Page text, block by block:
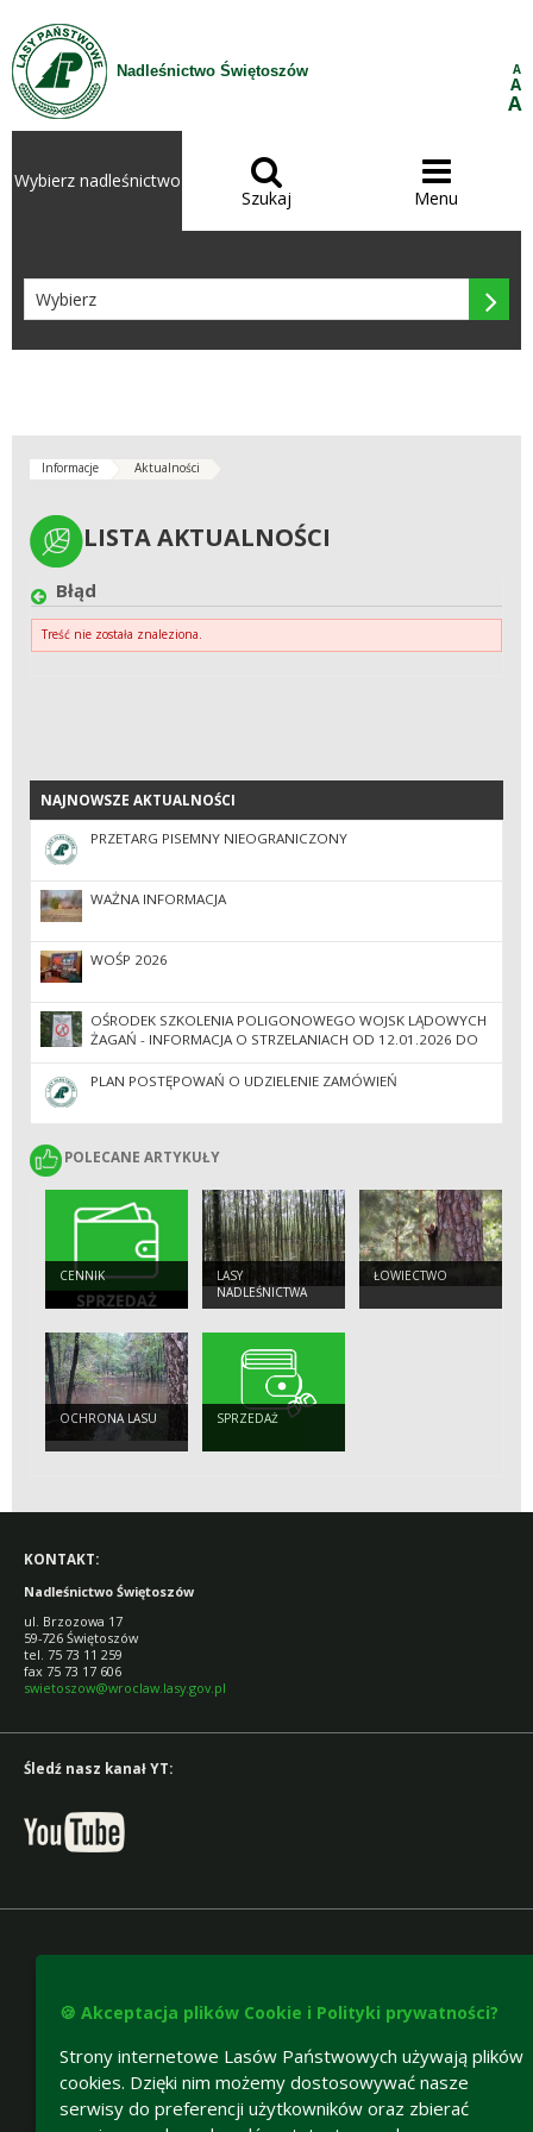
Przejdź do treści
Nadleśnictwo Świętoszów A
A
A
Wybierz nadleśnictwo 
Szukaj

Menu

Informacje Aktualności
LISTA AKTUALNOŚCI
LISTA AKTUALNOŚCI
Błąd
Treść nie została znaleziona.
NAJNOWSZE AKTUALNOŚCI
NAJNOWSZE AKTUALNOŚCI
PRZETARG PISEMNY NIEOGRANICZONY
WAŻNA INFORMACJA
WOŚP 2026
OŚRODEK SZKOLENIA POLIGONOWEGO WOJSK LĄDOWYCH
ŻAGAŃ - INFORMACJA O STRZELANIACH OD 12.01.2026 DO
31.12.2026
PLAN POSTĘPOWAŃ O UDZIELENIE ZAMÓWIEŃ
POLECANE ARTYKUŁY
POLECANE ARTYKUŁY
CENNIK
LASY
NADLEŚNICTWA
ŁOWIECTWO
OCHRONA LASU SPRZEDAŻ
KONTAKT:
Nadleśnictwo Świętoszów
ul. Brzozowa 17
59-726 Świętoszów
tel. 75 73 11 259
fax 75 73 17 606
swietoszow@wroclaw.lasy.gov.pl
Śledź nasz kanał YT:
🍪 Akceptacja plików Cookie i Polityki prywatności?
Strony internetowe Lasów Państwowych używają plików
cookies. Dzięki nim możemy dostosowywać nasze
serwisy do preferencji użytkowników oraz zbierać